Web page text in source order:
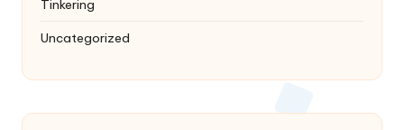
Tinkering
Uncategorized